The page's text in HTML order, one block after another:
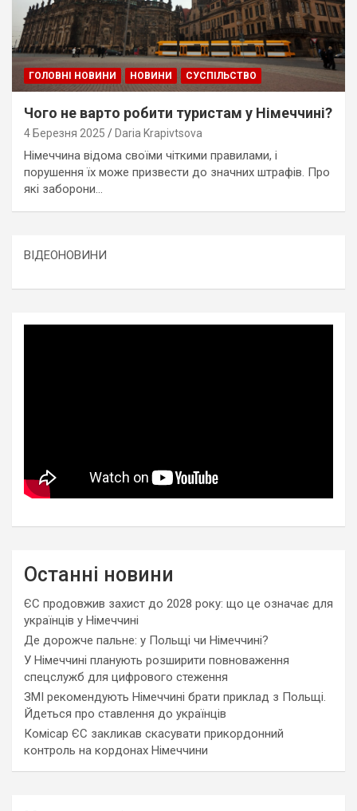
ГОЛОВНІ НОВИНИ НОВИНИ СУСПІЛЬСТВО
Чого не варто робити туристам у Німеччині?
4 Березня 2025 Daria Krapivtsova
Німеччина відома своїми чіткими правилами, і
порушення їх може призвести до значних штрафів. Про
які заборони…
ВІДЕОНОВИНИ
Останні новини
ЄС продовжив захист до 2028 року: що це означає для
українців у Німеччині
Де дорожче пальне: у Польщі чи Німеччині?
У Німеччині планують розширити повноваження
спецслужб для цифрового стеження
ЗМІ рекомендують Німеччині брати приклад з Польщі.
Йдеться про ставлення до українців
Комісар ЄС закликав скасувати прикордонний
контроль на кордонах Німеччини